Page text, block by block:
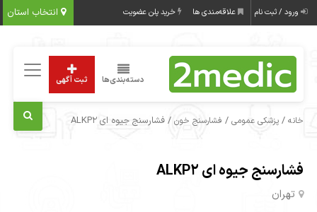
انتخاب استان ورود / ثبت نام علاقه‌مندی ها خرید پلن عضویت
دسته‌بندی‌ها ثبت آگهی
خانه /پزشکی عمومی / فشارسنج خون / فشارسنج جیوه ای ALKP2
فشارسنج جیوه ای ALKP2
تهران